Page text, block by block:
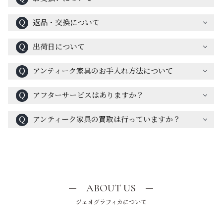
Ｑ 返品・交換について
Ｑ 出荷日について
Ｑ アンティーク家具のお手入れ方法について
Ｑ アフターサービスはありますか？
Ｑ アンティーク家具の買取は行っていますか？
ABOUT US
ジェオグラフィカについて